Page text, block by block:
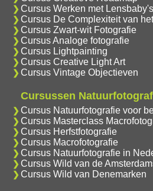
Cursus Werken met Lensbaby's
Cursus De Complexiteit van
Cursus Zwart-wit Fotografie
Cursus Analoge fotografie
Cursus Lightpainting
Cursus Creative Light Art
Cursus Vintage Objectieven
Cursussen
Cursus Natuurfotografie voor
Cursus Masterclass
Cursus Herfstfotografie
Cursus Macrofotografie
Cursus Natuurfotografie in
Cursus Wild van de
Cursus Wild van Denemarken